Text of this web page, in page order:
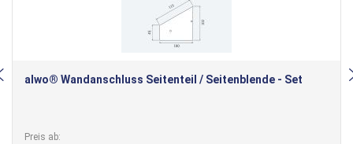
alwo® Wandanschluss Seitenteil / Seitenblende - Set
Preis ab